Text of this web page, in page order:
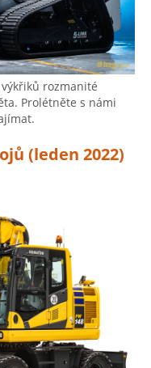
rozmanité
Prolétněte s námi
(leden 2022)